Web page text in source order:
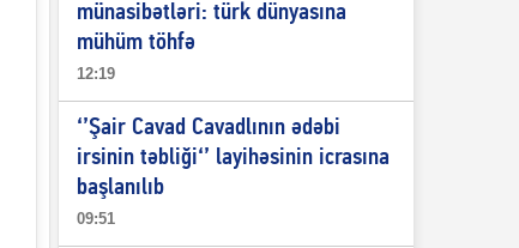
münasibətləri: türk dünyasına
mühüm töhfə
12:19
‘’Şair Cavad Cavadlının ədəbi
irsinin təbliği‘’ layihəsinin icrasına
başlanılıb
09:51